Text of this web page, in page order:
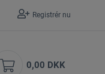
Registrér nu
0,00 DKK